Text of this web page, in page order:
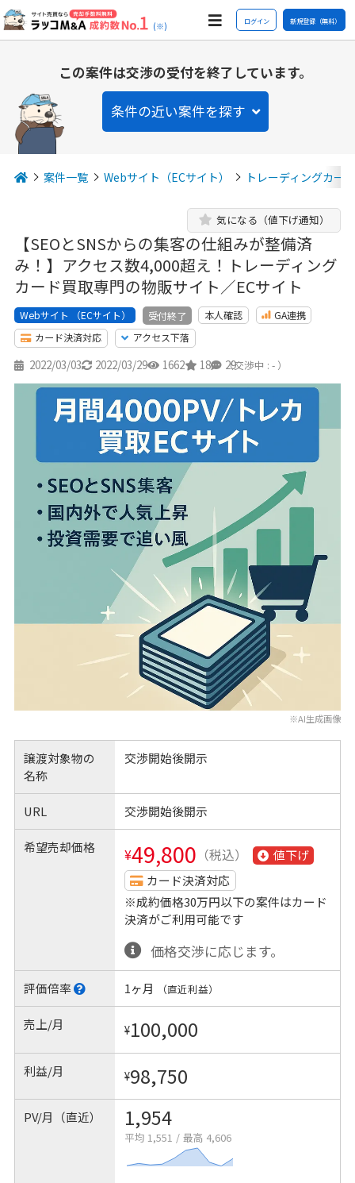
(※) ログイン 新規登録（無料）
この案件は交渉の受付を終了しています。
条件の近い案件を探す
案件一覧 Webサイト（ECサイト） トレーディングカード
【SEOとSNSからの集客の仕組みが整備済
み！】アクセス数4,000超え！トレーディング
カード買取専門の物販サイト／ECサイト
気になる（値下げ通知）
Webサイト （ECサイト） 受付終了 本人確認
GA連携
カード決済対応
アクセス下落
2022/03/03 2022/03/29 1662 18 29
（交渉中 : - ）
※AI生成画像
譲渡対象物の
名称
交渉開始後開示
URL 交渉開始後開示
希望売却価格 ¥49,800 （税込）
値下げ
カード決済対応
※成約価格30万円以下の案件はカード
決済がご利用可能です
価格交渉に応じます。
評価倍率 1ヶ月 （直近利益）
売上/月 ¥100,000
利益/月 ¥98,750
PV/月（直近） 1,954
平均 1,551 / 最高 4,606